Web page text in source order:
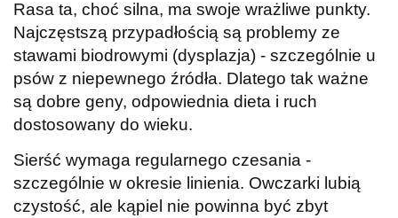
Rasa ta, choć silna, ma swoje wrażliwe punkty.
Najczęstszą przypadłością są problemy ze
stawami biodrowymi (dysplazja) - szczególnie u
psów z niepewnego źródła. Dlatego tak ważne
są dobre geny, odpowiednia dieta i ruch
dostosowany do wieku.
Sierść wymaga regularnego czesania -
szczególnie w okresie linienia. Owczarki lubią
czystość, ale kąpiel nie powinna być zbyt